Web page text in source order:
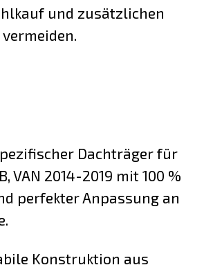
und zusätzlichen
Dachträger für
VAN 2014-2019 mit 100 %
perfekter Anpassung an
Konstruktion aus